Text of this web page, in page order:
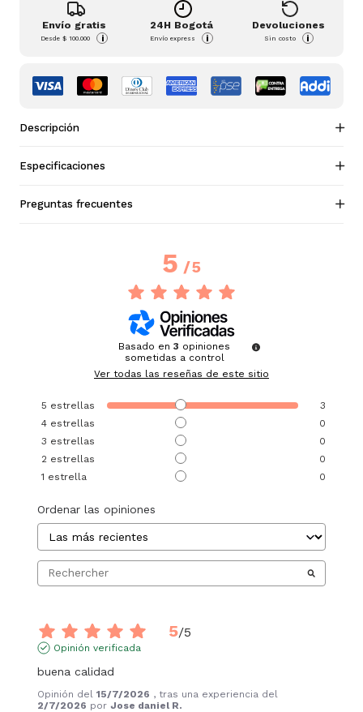
Envío gratis
Desde$ 100.000 i
24H Bogotá
Envío express i
Devoluciones
Sin costo i
Descripción
Especificaciones
Preguntas frecuentes
5/5
Basado en 3 opiniones
sometidas a control
Ver todas las reseñas de este sitio
5 estrellas
3
4 estrellas
0
3 estrellas
0
2 estrellas
0
1 estrella 0
Ordenar las opiniones
5/5
Opinión verificada
buena calidad
Opinión del 15/7/2026 , tras una experiencia del
2/7/2026 por Jose daniel R.